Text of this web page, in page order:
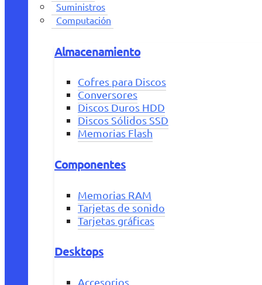
Suministros
Computación
Almacenamiento
Cofres para Discos
Conversores
Discos Duros HDD
Discos Sólidos SSD
Memorias Flash
Componentes
Memorias RAM
Tarjetas de sonido
Tarjetas gráficas
Desktops
Accesorios